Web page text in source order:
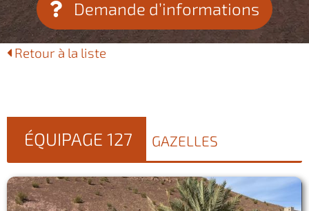
Demande d’informations
Retour à la liste
ÉQUIPAGE 127 GAZELLES